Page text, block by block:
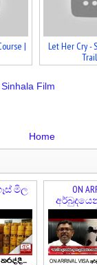
|
Let Her Cry -
Sinhala Film
Home
මිල
ON